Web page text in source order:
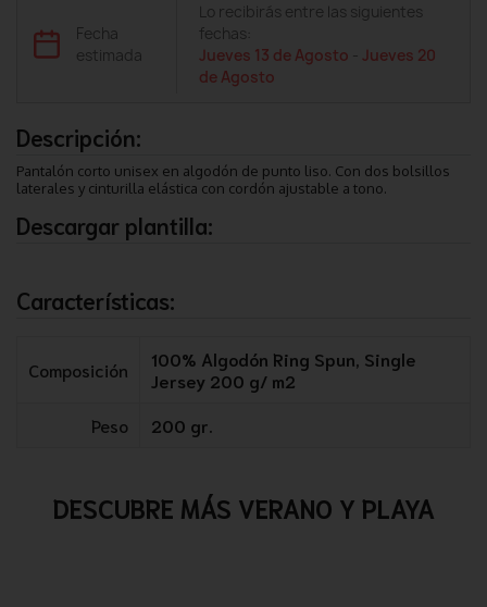
Fecha
estimada
Lo recibirás entre las siguientes
fechas:
Jueves 13 de Agosto - Jueves 20
de Agosto
Descripción:
Pantalón corto unisex en algodón de punto liso. Con dos bolsillos
laterales y cinturilla elástica con cordón ajustable a tono.
Descargar plantilla:
Características:
Composición
100% Algodón Ring Spun, Single
Jersey 200 g/ m2
Peso
200 gr.
DESCUBRE MÁS VERANO Y PLAYA